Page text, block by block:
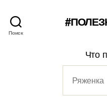
Поиск
Что